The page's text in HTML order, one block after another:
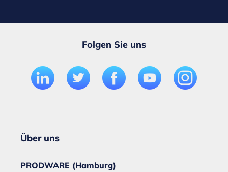
Folgen Sie uns
Über uns
PRODWARE (Hamburg)